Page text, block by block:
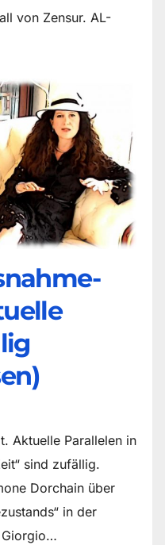
von Zensur. AL-
Aktuelle Parallelen in
sind zufällig.
Dorchain über
in der
Giorgio…